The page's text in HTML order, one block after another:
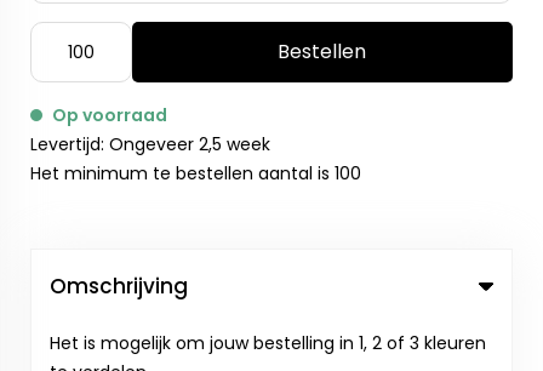
Bestellen
Op voorraad
Levertijd: Ongeveer 2,5 week
Het minimum te bestellen aantal is 100
Omschrijving
Het is mogelijk om jouw bestelling in 1, 2 of 3 kleuren